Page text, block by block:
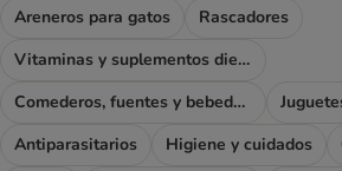
Areneros para gatos
Rascadores
Vitaminas y suplementos dietéticos
Comederos, fuentes y bebederos
Antiparasitarios
Higiene y cuidados